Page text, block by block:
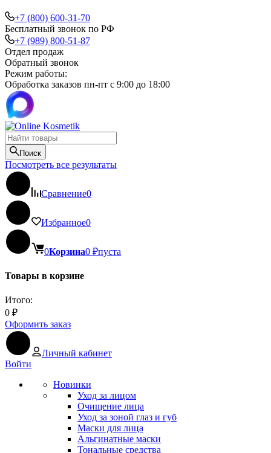
+7 (800) 600-31-70
Бесплатный звонок по РФ
+7 (989) 800-51-87
Отдел продаж
Обратный звонок
Режим работы:
Обработка заказов пн-пт с 9:00 до 18:00
Поиск
Посмотреть все результаты
Сравнение0
Избранное0
0Корзина0 ₽пуста
Товары в корзине
Итого:
0 ₽
Оформить заказ
Личный кабинет
Войти
Новинки
Уход за лицом
Очищение лица
Уход за зоной глаз и губ
Маски для лица
Альгинатные маски
Тональные средства